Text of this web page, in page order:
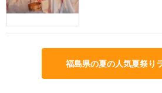
福島県の夏の人気夏祭り